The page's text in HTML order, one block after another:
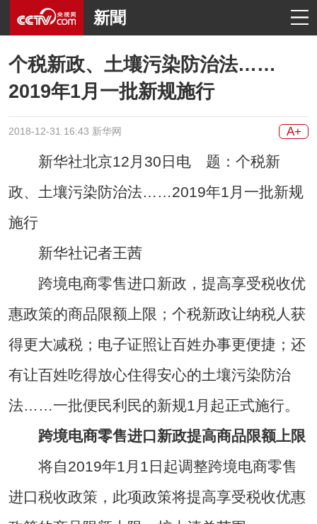
新聞
个税新政、土壤污染防治法……
2019年1月一批新规施行
2018-12-31 16:43 新华网 A+
新华社北京12月30日电 题：个税新
政、土壤污染防治法……2019年1月一批新规
施行
新华社记者王茜
跨境电商零售进口新政，提高享受税收优
惠政策的商品限额上限；个税新政让纳税人获
得更大减税；电子证照让百姓办事更便捷；还
有让百姓吃得放心住得安心的土壤污染防治
法……一批便民利民的新规1月起正式施行。
跨境电商零售进口新政提高商品限额上限
将自2019年1月1日起调整跨境电商零售
进口税收政策，此项政策将提高享受税收优惠